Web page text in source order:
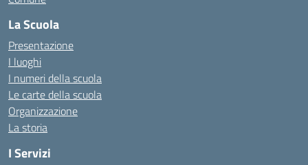
La Scuola
Presentazione
I luoghi
I numeri della scuola
Le carte della scuola
Organizzazione
La storia
I Servizi